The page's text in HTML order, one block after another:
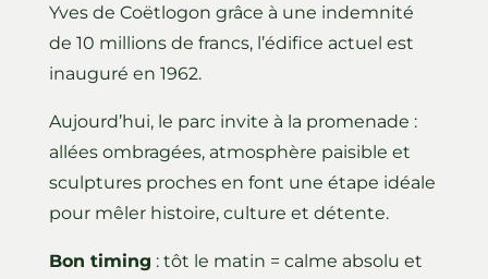
Yves de Coëtlogon grâce à une indemnité
de 10 millions de francs, l’édifice actuel est
inauguré en 1962.
Aujourd’hui, le parc invite à la promenade :
allées ombragées, atmosphère paisible et
sculptures proches en font une étape idéale
pour mêler histoire, culture et détente.
Bon timing : tôt le matin = calme absolu et